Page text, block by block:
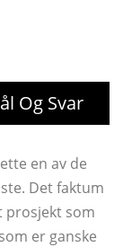
Og Svar
en av de
Det faktum
prosjekt som
er ganske